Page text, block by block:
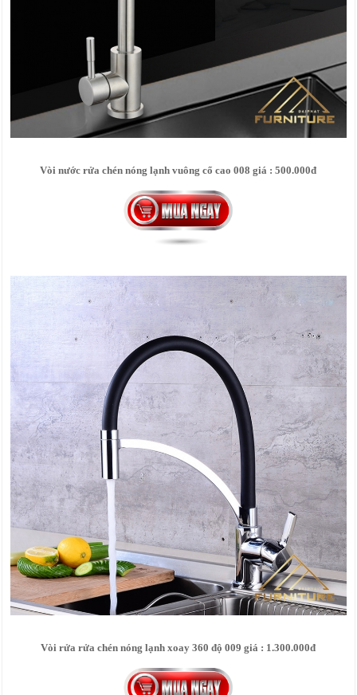
Vòi nước rửa chén nóng lạnh vuông cổ cao 008 giá : 500.000đ
Vòi rửa rửa chén nóng lạnh xoay 360 độ 009 giá : 1.300.000đ